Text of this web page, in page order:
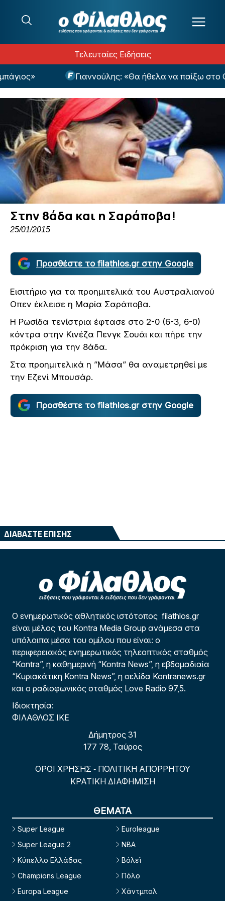
Τελευταίες Ειδήσεις
Γιαννούλης: «Θα ήθελα να παίξω στο
Στην 8άδα και η Σαράποβα!
25/01/2015
Προσθέστε το filathlos.gr στην Google
Εισιτήριο για τα προημιτελικά του Αυστραλιανού
Οπεν έκλεισε η Μαρία Σαράποβα.
Η Ρωσίδα τενίστρια έφτασε στο 2-0 (6-3, 6-0)
κόντρα στην Κινέζα Πενγκ Σουάι και πήρε την
πρόκριση για την 8άδα.
Στα προημιτελικά η ”Μάσα” θα αναμετρηθεί με
την Εζενί Μπουσάρ.
Προσθέστε το filathlos.gr στην Google
ΔΙΑΒΑΣΤΕ ΕΠΙΣΗΣ
Ο ενημερωτικός αθλητικός ιστότοπος filathlos.gr
είναι μέλος του Kontra Media Group ανάμεσα στα
υπόλοιπα μέσα του ομίλου που είναι: ο
περιφερειακός ενημερωτικός τηλεοπτικός σταθμός
“Kontra”, η καθημερινή “Kontra News”, η εβδομαδιαία
“Κυριακάτικη Kontra News”, η σελίδα Kontranews.gr
και ο ραδιοφωνικός σταθμός Love Radio 97,5.
Ιδιοκτησία:
ΦΙΛΑΘΛΟΣ ΙΚΕ
Δήμητρος 31
177 78, Ταύρος
ΟΡΟΙ ΧΡΗΣΗΣ - ΠΟΛΙΤΙΚΗ ΑΠΟΡΡΗΤΟΥ
ΚΡΑΤΙΚΗ ΔΙΑΦΗΜΙΣΗ
ΘΕΜΑΤΑ
Super League
Super League 2
Κύπελλο Ελλάδας
Champions League
Europa League
Euroleague
NBA
Βόλεϊ
Πόλο
Χάντμπολ